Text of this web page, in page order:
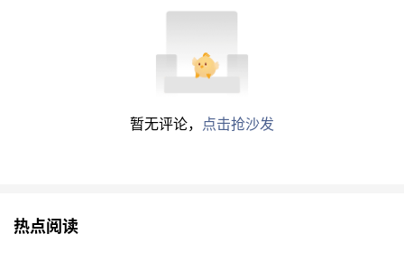
近期发布的三季报显示，截至三季度末，
该公司前十大流通股股东名单，持股数量为903.9
公开资料显示，鼎龙股份是一家从事
计、半导体材料
暂无评论， 点击抢沙发
热点阅读